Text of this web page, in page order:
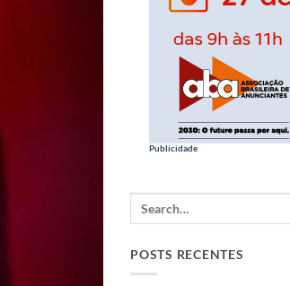
Publicidade
POSTS RECENTES